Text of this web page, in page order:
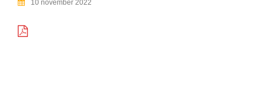
10 november 2022